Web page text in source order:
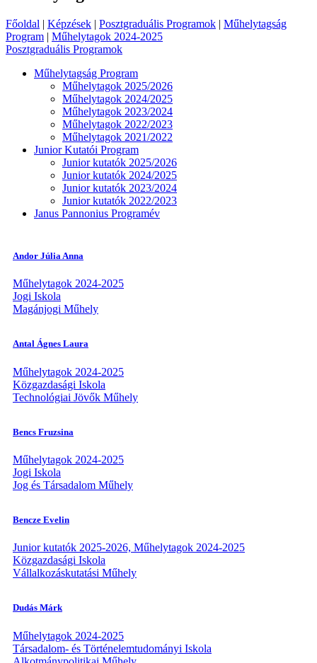
Főoldal | Képzések | Posztgraduális Programok | Műhelytagság
Program | Műhelytagok 2024-2025
Posztgraduális Programok
Műhelytagság Program
Műhelytagok 2025/2026
Műhelytagok 2024/2025
Műhelytagok 2023/2024
Műhelytagok 2022/2023
Műhelytagok 2021/2022
Junior Kutatói Program
Junior kutatók 2025/2026
Junior kutatók 2024/2025
Junior kutatók 2023/2024
Junior kutatók 2022/2023
Janus Pannonius Programév
Andor Júlia Anna
Műhelytagok 2024-2025
Jogi Iskola
Magánjogi Műhely
Antal Ágnes Laura
Műhelytagok 2024-2025
Közgazdasági Iskola
Technológiai Jövők Műhely
Bencs Fruzsina
Műhelytagok 2024-2025
Jogi Iskola
Jog és Társadalom Műhely
Bencze Evelin
Junior kutatók 2025-2026, Műhelytagok 2024-2025
Közgazdasági Iskola
Vállalkozáskutatási Műhely
Dudás Márk
Műhelytagok 2024-2025
Társadalom- és Történelemtudományi Iskola